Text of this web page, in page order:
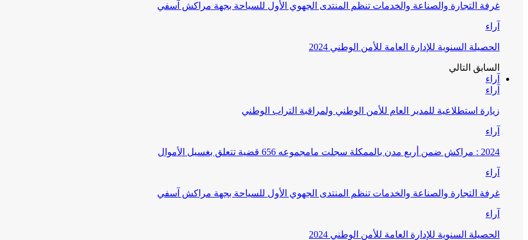
غرفة التجارة والصناعة والخدمات تنظم المنتدى الجهوي الأول للسياحة بجهة مراكش آسفي
آراء
الحصيلة السنوية للإدارة العامة للأمن الوطني 2024
السابق التالي
آراء
آراء
زيارة استطلاعية للمدير العام للأمن الوطني ولمراقبة التراب الوطني
آراء
2024 : مراكش ضمن أربع مدن بالممكلة سجلت مامجموعه 656 قضية تتعلق بغسيل الأموال
آراء
غرفة التجارة والصناعة والخدمات تنظم المنتدى الجهوي الأول للسياحة بجهة مراكش آسفي
آراء
الحصيلة السنوية للإدارة العامة للأمن الوطني 2024